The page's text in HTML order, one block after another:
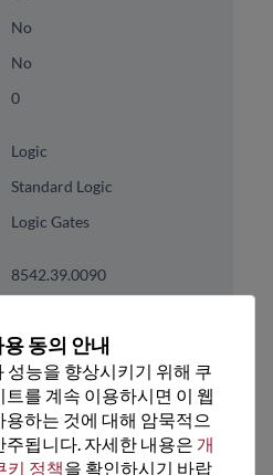
No
No
0
Logic
Standard Logic
Logic Gates
8542.39.0090
체 제품
동의 안내
성능을 향상시키기 위해 쿠
를 계속 이용하시면 이 웹
하는 것에 대해 암묵적으
주됩니다. 자세한 내용은 개
키 정책을 확인하시기 바랍